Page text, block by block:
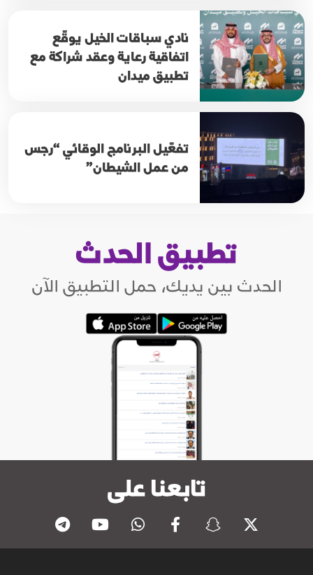
نادي سباقات الخيل يوقّع
اتفاقية رعاية وعقد شراكة مع
تطبيق ميدان
تفعّيل البرنامج الوقائي “رجس
من عمل الشيطان”
تطبيق الحدث
الحدث بين يديك، حمل التطبيق الآن
تابعنا على